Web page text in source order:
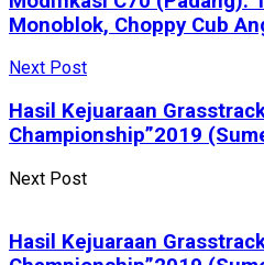
Monoblok, Choppy Cub
Next Post
Hasil Kejuaraan
Championship”2019
Next Post
Hasil Kejuaraan